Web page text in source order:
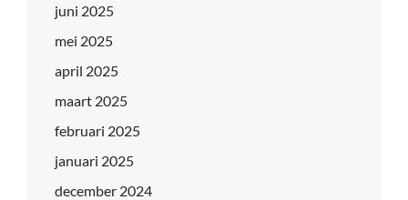
juni 2025
mei 2025
april 2025
maart 2025
februari 2025
januari 2025
december 2024